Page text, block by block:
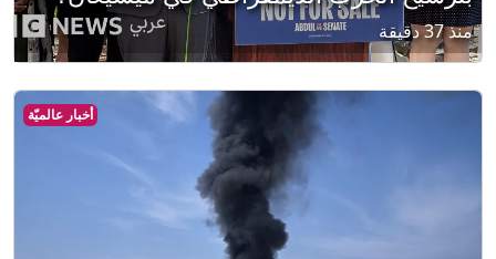
منذ 37 دقيقة
أخبار عالميّة